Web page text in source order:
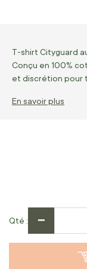
T-shirt Cityguard
Conçu en 100%
et discrétion pour
En savoir plus
Qté −